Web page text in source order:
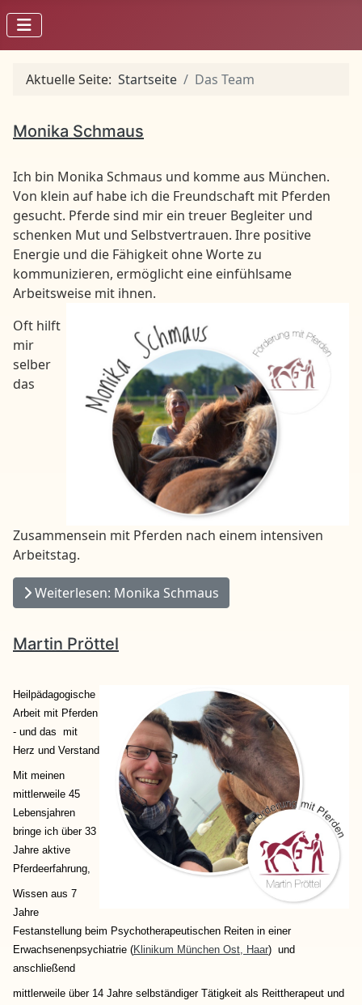
Aktuelle Seite: Startseite Das Team
Monika Schmaus
Ich bin Monika Schmaus und komme aus München.
Von klein auf habe ich die Freundschaft mit Pferden
gesucht. Pferde sind mir ein treuer Begleiter und
schenken Mut und Selbstvertrauen. Ihre positive
Energie und die Fähigkeit ohne Worte zu
kommunizieren, ermöglicht eine einfühlsame
Arbeitsweise mit ihnen.
Oft hilft
mir
selber
das
Zusammensein mit Pferden nach einem intensiven
Arbeitstag.
Weiterlesen: Monika Schmaus
Martin Pröttel
Heilpädagogische
Arbeit mit Pferden
- und das mit
Herz und Verstand
Mit meinen
mittlerweile 45
Lebensjahren
bringe ich über 33
Jahre aktive
Pferdeerfahrung,
Wissen aus 7
Jahre
Festanstellung beim Psychotherapeutischen Reiten in einer
Erwachsenenpsychiatrie (Klinikum München Ost, Haar) und
anschließend
mittlerweile über 14 Jahre selbständiger Tätigkeit als Reittherapeut und